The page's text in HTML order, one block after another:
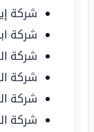
شركة
شركة
شركة
شركة
شركة
شركة